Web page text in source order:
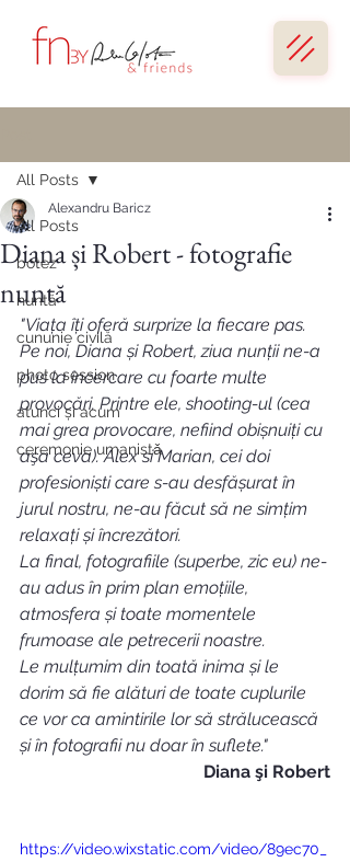
All Posts
botez
nuntă
cununie civilă
photo session
atunci și acum
ceremonie umanistǎ
All Posts
Diana și Robert - fotografie
nuntă
Alexandru Baricz
"Viața îți oferă surprize la fiecare pas.
Pe noi, Diana și Robert, ziua nunții ne-a
pus la încercare cu foarte multe
provocări. Printre ele, shooting-ul (cea
mai grea provocare, nefiind obișnuiți cu
aşa ceva). Alex si Marian, cei doi
profesioniști care s-au desfășurat în
jurul nostru, ne-au făcut să ne simțim
relaxați și încrezători.
La final, fotografiile (superbe, zic eu) ne-
au adus în prim plan emoțiile,
atmosfera și toate momentele
frumoase ale petrecerii noastre.
Le mulțumim din toată inima și le
dorim să fie alături de toate cuplurile
ce vor ca amintirile lor să strălucească
și în fotografii nu doar în suflete."
Diana şi Robert
https://video.wixstatic.com/video/89ec70_